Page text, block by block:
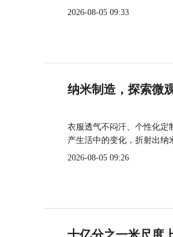
2026-08-05 09:33
纳米制造，探索微
衣服透气不闷汗、个性化
产生活中的变化，折射出纳
2026-08-05 09:26